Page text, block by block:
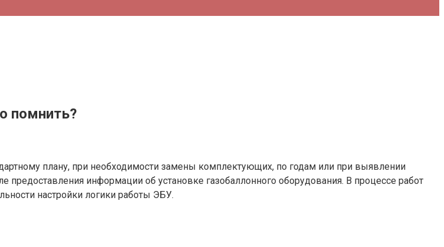
помнить?
плану, при необходимости замены комплектующих, по годам или при выявлении
информации об установке газобаллонного оборудования. В процессе работ
настройки логики работы ЭБУ.